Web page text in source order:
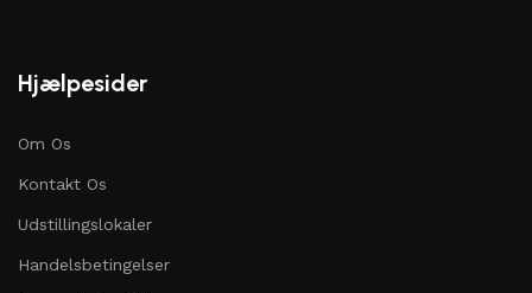
Hjælpesider
Om Os
Kontakt Os
Udstillingslokaler
Handelsbetingelser